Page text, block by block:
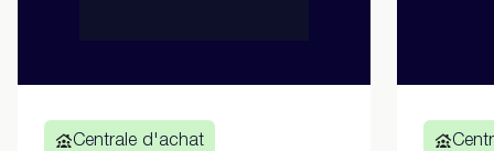
Centrale d'achat